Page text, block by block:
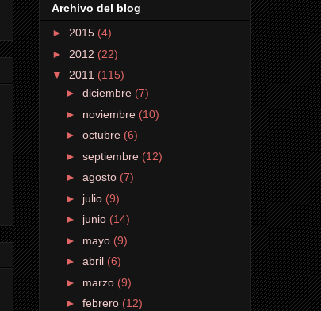
Archivo del blog
► 2015 (4)
► 2012 (22)
▼ 2011 (115)
► diciembre (7)
► noviembre (10)
► octubre (6)
► septiembre (12)
► agosto (7)
► julio (9)
► junio (14)
► mayo (9)
► abril (6)
► marzo (9)
► febrero (12)